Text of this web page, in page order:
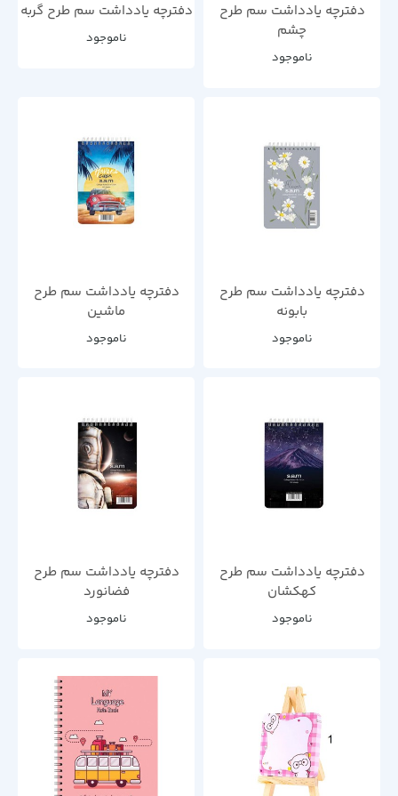
دفترچه یادداشت سم طرح
چشم
ناموجود
دفترچه یادداشت سم طرح گربه
ناموجود
دفترچه یادداشت سم طرح
بابونه
ناموجود
دفترچه یادداشت سم طرح
ماشین
ناموجود
دفترچه یادداشت سم طرح
کهکشان
ناموجود
دفترچه یادداشت سم طرح
فضانورد
ناموجود